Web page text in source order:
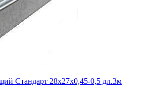
Стандарт 28х27х0,45-0,5 дл.3м